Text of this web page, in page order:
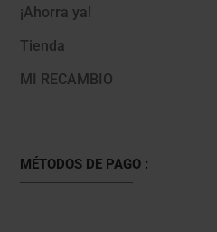
¡Ahorra ya!
Tienda
MI RECAMBIO
MÉTODOS DE PAGO :